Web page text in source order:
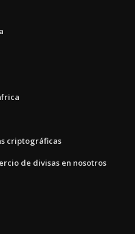
criptográficas
de divisas en nosotros